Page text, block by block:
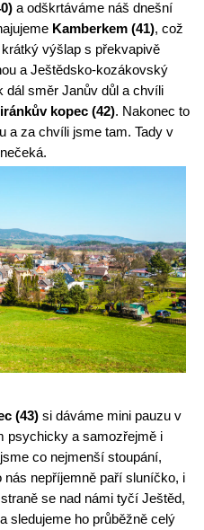
a odškrtáváme náš dnešní
Kamberkem (41), což
výšlap s překvapivě
a Ještědsko-kozákovský
dál směr Janův důl a chvíli
kopec (42). Nakonec to
a za chvíli jsme tam. Tady v
(43) si dáváme mini pauzu v
psychicky a samozřejmě i
co nejmenší stoupání,
nás nepříjemně paří sluníčko, i
se nad námi tyčí Ještěd,
sledujeme ho průběžně celý